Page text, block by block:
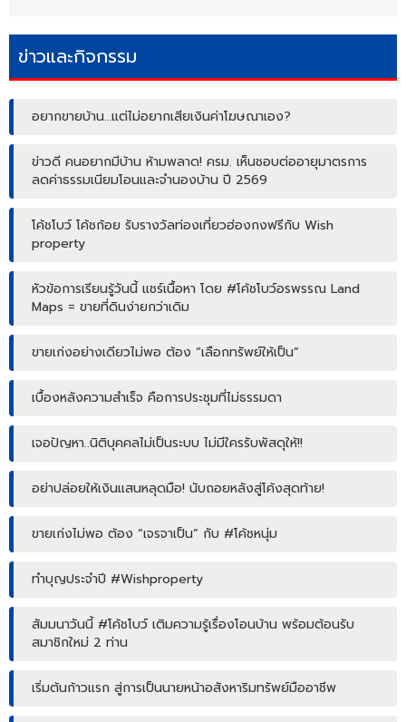
ข่าวและกิจกรรม
อยากขายบ้าน…แต่ไม่อยากเสียเงินค่าโฆษณาเอง?
ข่าวดี คนอยากมีบ้าน ห้ามพลาด! ครม. เห็นชอบต่ออายุมาตรการ
ลดค่าธรรมเนียมโอนและจำนองบ้าน ปี 2569
โค้ชโบว์ โค้ชก้อย รับรางวัลท่องเที่ยวฮ่องกงฟรีกับ Wish
property
หัวข้อการเรียนรู้วันนี้ แชร์เนื้อหา โดย #โค้ชโบว์อรพรรณ Land
Maps = ขายที่ดินง่ายกว่าเดิม
ขายเก่งอย่างเดียวไม่พอ ต้อง “เลือกทรัพย์ให้เป็น”
เบื้องหลังความสำเร็จ คือการประชุมที่ไม่ธรรมดา
เจอปัญหา..นิติบุคคลไม่เป็นระบบ ไม่มีใครรับพัสดุให้!!
อย่าปล่อยให้เงินแสนหลุดมือ! นับถอยหลังสู่โค้งสุดท้าย!
ขายเก่งไม่พอ ต้อง “เจรจาเป็น” กับ #โค้ชหนุ่ม
ทำบุญประจำปี #Wishproperty
สัมมนาวันนี้ #โค้ชโบว์ เติมความรู้เรื่องโอนบ้าน พร้อมต้อนรับ
สมาชิกใหม่ 2 ท่าน
เริ่มต้นก้าวแรก สู่การเป็นนายหน้าอสังหาริมทรัพย์มืออาชีพ